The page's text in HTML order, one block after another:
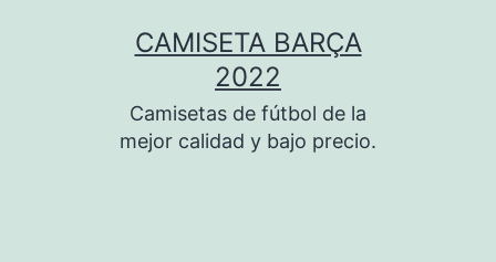
CAMISETA BARÇA
2022
Camisetas de fútbol de la
mejor calidad y bajo precio.